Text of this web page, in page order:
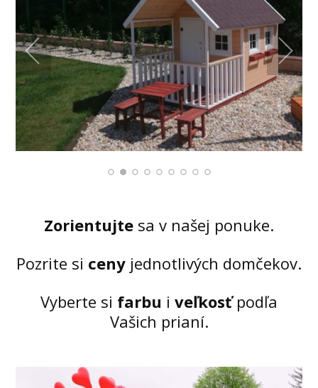
Zorientujte sa v našej ponuke.
Pozrite si ceny jednotlivých domčekov.
Vyberte si farbu i veľkosťpodľa
Vašich prianí.